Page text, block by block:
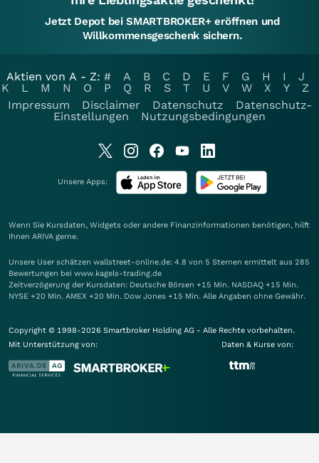
Jetzt Depot bei SMARTBROKER+ eröffnen und
Willkommensgeschenk sichern.
Aktien von A - Z: # A B C D E F G H I
J
K
L M N O P Q R S T U V W X Y
Z
Impressum
Disclaimer Datenschutz
Datenschutz-
Einstellungen
Nutzungsbedingungen
Unsere Apps:
Wenn Sie Kursdaten, Widgets oder andere Finanzinformationen benötigen, hilft
Ihnen ARIVA gerne.
Unsere User schätzen wallstreet-online.de: 4.8 von 5 Sternen ermittelt aus 285
Bewertungen bei www.kagels-trading.de
Zeitverzögerung der Kursdaten: Deutsche Börsen +15 Min. NASDAQ +15 Min.
NYSE +20 Min. AMEX +20 Min. Dow Jones +15 Min. Alle Angaben ohne Gewähr.
Copyright © 1998-2026 Smartbroker Holding AG - Alle Rechte vorbehalten.
Mit Unterstützung von:
Daten & Kurse von: